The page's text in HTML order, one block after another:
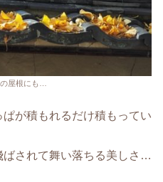
屋根にも…
が積もれるだけ積もってい
ばされて舞い落ちる美しさ…